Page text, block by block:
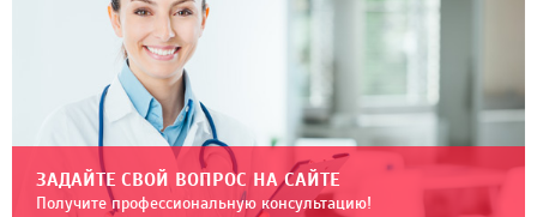
ЗАДАЙТЕ СВОЙ ВОПРОС НА САЙТЕ
Получите профессиональную консультацию!